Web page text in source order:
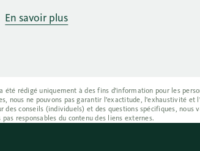
En savoir plus
été rédigé uniquement à des fins d'information pour les
nous ne pouvons pas garantir l'exactitude, l'exhaustivité
des conseils (individuels) et des questions spécifiques,
pas responsables du contenu des liens externes.